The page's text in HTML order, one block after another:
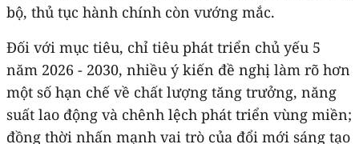
bộ, thủ tục hành chính còn vướng mắc.
Đối với mục tiêu, chỉ tiêu phát triển chủ yếu 5
năm 2026 - 2030, nhiều ý kiến đề nghị làm rõ hơn
một số hạn chế về chất lượng tăng trưởng, năng
suất lao động và chênh lệch phát triển vùng miền;
đồng thời nhấn mạnh vai trò của đổi mới sáng tạo